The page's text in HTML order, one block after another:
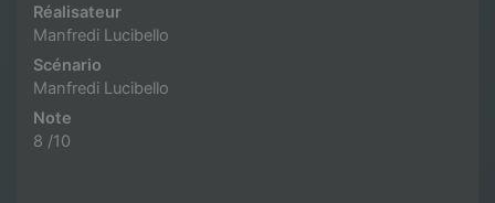
Réalisateur
Manfredi Lucibello
Scénario
Manfredi Lucibello
Note
8 /10